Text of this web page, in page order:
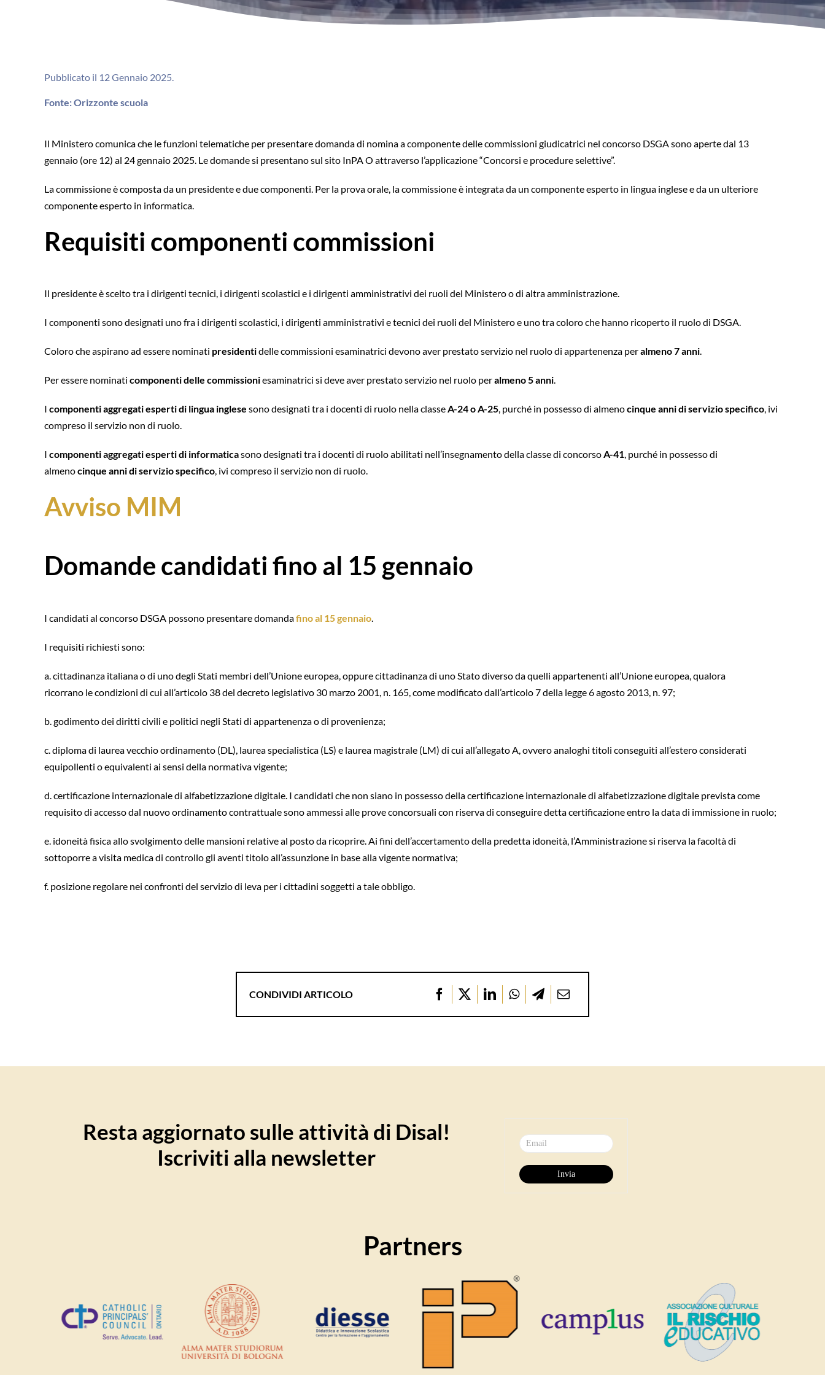
Pubblicato il 12 Gennaio 2025.
Fonte: Orizzonte scuola
Il Ministero comunica che le funzioni telematiche per presentare domanda di nomina a componente delle commissioni giudicatrici nel concorso DSGA sono aperte dal 13
gennaio (ore 12) al 24 gennaio 2025. Le domande si presentano sul sito InPA O attraverso l’applicazione “Concorsi e procedure selettive”.
La commissione è composta da un presidente e due componenti. Per la prova orale, la commissione è integrata da un componente esperto in lingua inglese e da un ulteriore
componente esperto in informatica.
Requisiti componenti commissioni
Il presidente è scelto tra i dirigenti tecnici, i dirigenti scolastici e i dirigenti amministrativi dei ruoli del Ministero o di altra amministrazione.
I componenti sono designati uno fra i dirigenti scolastici, i dirigenti amministrativi e tecnici dei ruoli del Ministero e uno tra coloro che hanno ricoperto il ruolo di DSGA.
Coloro che aspirano ad essere nominati presidentidelle commissioni esaminatrici devono aver prestato servizio nel ruolo di appartenenza peralmeno 7 anni.
Per essere nominati componenti delle commissioniesaminatrici si deve aver prestato servizio nel ruolo peralmeno 5 anni.
I componenti aggregati esperti di lingua inglese sono designati tra i docenti di ruolo nella classeA-24o A-25, purché in possesso di almenocinque anni di servizio specifico, ivi
compreso il servizio non di ruolo.
I componenti aggregati esperti di informaticasono designati tra i docenti di ruolo abilitati nell’insegnamento della classe di concorsoA-41, purché in possesso di
almenocinque anni di serviziospecifico, ivi compreso il servizio non di ruolo.
Avviso MIM
Domande candidati fino al 15 gennaio
I candidati al concorso DSGA possono presentare domandafino al 15 gennaio.
I requisiti richiesti sono:
a. cittadinanza italiana o di uno degli Stati membri dell’Unione europea, oppure cittadinanza di uno Stato diverso da quelli appartenenti all’Unione europea, qualora
ricorrano le condizioni di cui all’articolo 38 del decreto legislativo 30 marzo 2001, n. 165, come modificato dall’articolo 7 della legge 6 agosto 2013, n. 97;
b. godimento dei diritti civili e politici negli Stati di appartenenza o di provenienza;
c. diploma di laurea vecchio ordinamento (DL), laurea specialistica (LS) e laurea magistrale (LM) di cui all’allegato A, ovvero analoghi titoli conseguiti all’estero considerati
equipollenti o equivalenti ai sensi della normativa vigente;
d. certificazione internazionale di alfabetizzazione digitale. I candidati che non siano in possesso della certificazione internazionale di alfabetizzazione digitale prevista come
requisito di accesso dal nuovo ordinamento contrattuale sono ammessi alle prove concorsuali con riserva di conseguire detta certificazione entro la data di immissione in ruolo;
e. idoneità fisica allo svolgimento delle mansioni relative al posto da ricoprire. Ai fini dell’accertamento della predetta idoneità, l’Amministrazione si riserva la facoltà di
sottoporre a visita medica di controllo gli aventi titolo all’assunzione in base alla vigente normativa;
f. posizione regolare nei confronti del servizio di leva per i cittadini soggetti a tale obbligo.
CONDIVIDI ARTICOLO
Resta aggiornato sulle attività di Disal!
Iscriviti alla newsletter
Partners